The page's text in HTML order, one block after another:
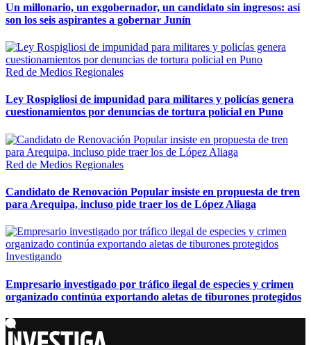
Un millonario, un exgobernador, un candidato sin ingresos: así
son los seis aspirantes a gobernar Junín
Red de Medios Regionales
Ley Rospigliosi de impunidad para militares y policías genera
cuestionamientos por denuncias de tortura policial en Puno
Red de Medios Regionales
Candidato de Renovación Popular insiste en propuesta de tren
para Arequipa, incluso pide traer los de López Aliaga
Investigando
Empresario investigado por tráfico ilegal de especies y crimen
organizado continúa exportando aletas de tiburones protegidos